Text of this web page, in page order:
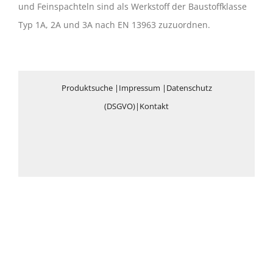
und Feinspachteln sind als Werkstoff der Baustoffklasse
Typ 1A, 2A und 3A nach EN 13963 zuzuordnen.
Produktsuche| Impressum | Datenschutz
(DSGVO)| Kontakt